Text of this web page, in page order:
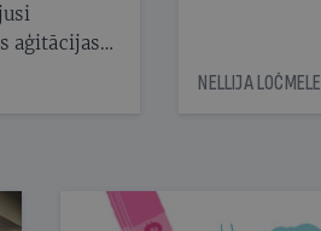
aģitācijas
kas
NELLIJA LOČMELE